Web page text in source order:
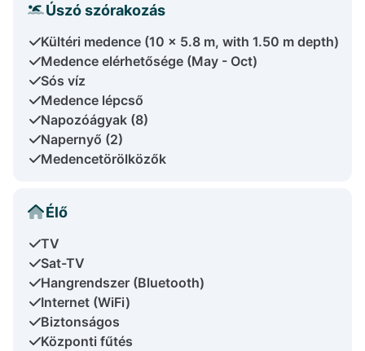
Úszó szórakozás
Kültéri medence (10 x 5.8 m, with 1.50 m depth)
Medence elérhetősége (May - Oct)
Sós víz
Medence lépcső
Napozóágyak (8)
Napernyő (2)
Medencetörölközők
Élő
TV
Sat-TV
Hangrendszer (Bluetooth)
Internet (WiFi)
Biztonságos
Központi fűtés